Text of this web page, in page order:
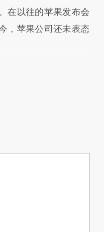
在以往的苹果发布会
，苹果公司还未表态